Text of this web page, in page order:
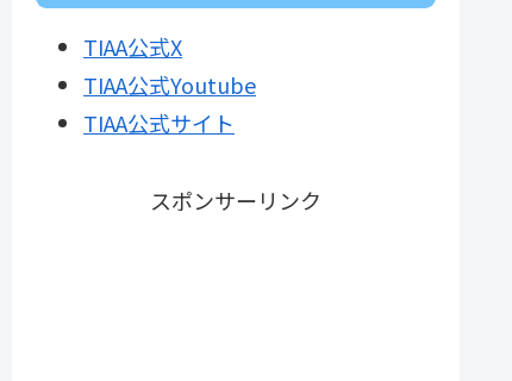
TIAA公式X
TIAA公式Youtube
TIAA公式サイト
スポンサーリンク